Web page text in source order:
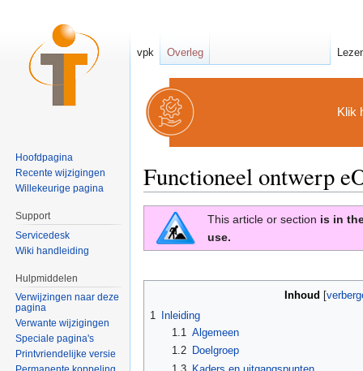
Klik
Functioneel ontwerp
This article or section is in
use.
Inhoud
1
Inleiding
1.1
Algemeen
1.2
Doelgroep
vpk Overleg
Hoofdpagina
Recente wijzigingen
Willekeurige pagina
Support
Servicedesk
Wiki handleiding
Hulpmiddelen
Verwijzingen naar deze
pagina
Verwante wijzigingen
Speciale pagina's
Printvriendelijke versie